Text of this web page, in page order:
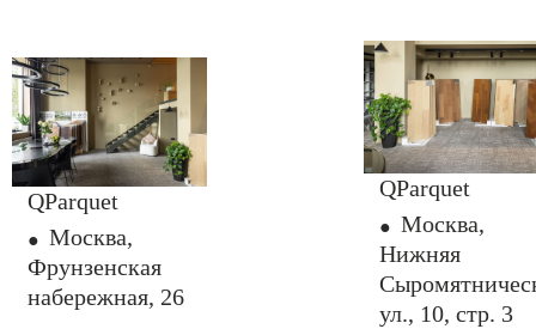
QParquet
Москва,
Фрунзенская
набережная, 26
QParquet
Москва,
Нижняя
ул., 10, стр. 3